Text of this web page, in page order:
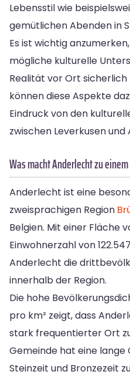
Lebensstil wie
gemütlichen Abenden in
Es ist wichtig
mögliche kulturelle
Realität vor Ort
können diese Aspekte
Eindruck von den
zwischen Leverkusen
Was macht Anderlecht zu
Anderlecht ist eine
zweisprachigen Region
Belgien. Mit einer Fläche
Einwohnerzahl von
Anderlecht die
innerhalb der Region.
Die hohe
pro km² zeigt, dass
stark frequentierter Ort
Gemeinde hat eine lange
Steinzeit und Bronzezeit